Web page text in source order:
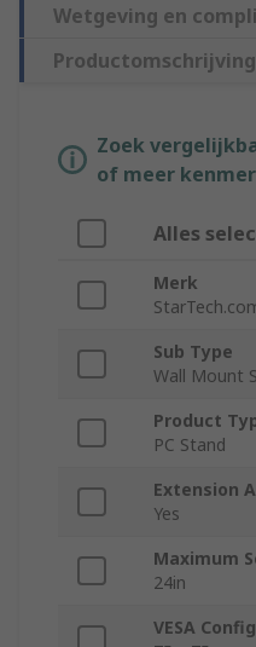
Wetgeving en
Productomschrijving
Zoek
of meer
Alles
Merk
Sub Type
Wall Mount
Product
PC Stand
Extension
Yes
Maximum
24in
VESA